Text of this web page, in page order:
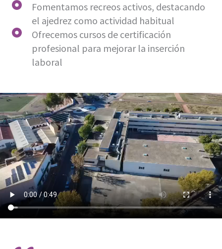
Fomentamos recreos activos, destacando
el ajedrez como actividad habitual
Ofrecemos cursos de certificación
profesional para mejorar la inserción
laboral